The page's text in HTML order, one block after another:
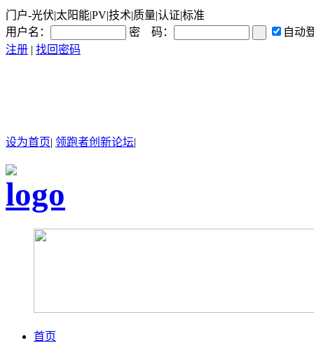
门户-光伏|太阳能|PV|技术|质量|认证|标准
用户名：
密 码：
自动
注册 | 找回密码
设为首页| 领跑者创新论坛|
首页